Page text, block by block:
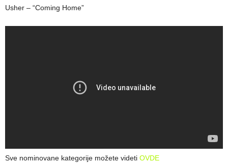
Usher – “Coming Home”
Sve nominovane kategorije možete videti OVDE